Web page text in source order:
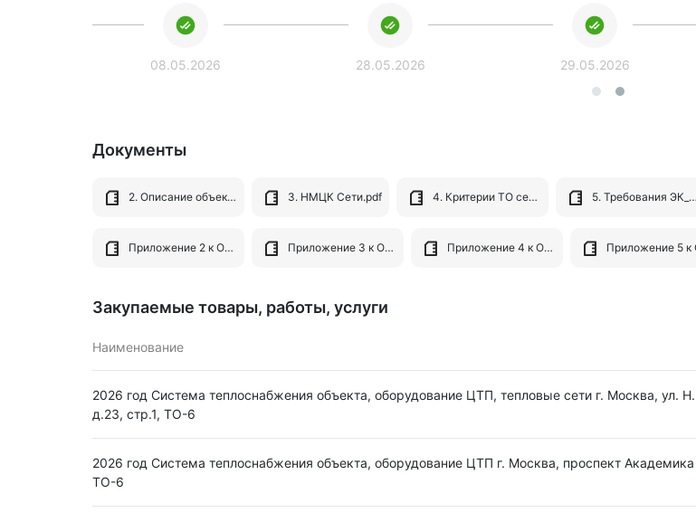
08.05.2026 28.05.2026 29.05.2026
Документы
2. Описание объекта закупки 06.05.doc 3. НМЦК Сети.pdf 4. Критерии ТО сети 06.05.docx 5. Требования ЭК_УСЛУГА_РАБОТА.docx
Приложение 2 к ООЗ Место оказания услуг.xlsx Приложение 3 к ООЗ Перечень НПА (1).doc Приложение 4 к ООЗ Форма заявки на оказание услуг.docx
Закупаемые товары, работы, услуги
Наименование
2026 год Система теплоснабжения объекта, оборудование ЦТП, тепловые сети г. Москва, ул.
д.23, стр.1, ТО-6
2026 год Система теплоснабжения объекта, оборудование ЦТП г. Москва, проспект
ТО-6